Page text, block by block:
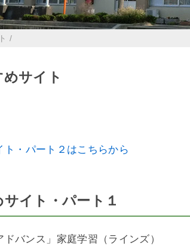
/
サイト
ト・パート２はこちらから
イト・パート１
バンス」家庭学習（ラインズ）